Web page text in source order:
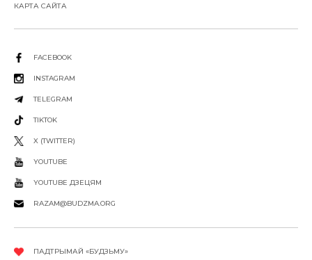
КАРТА САЙТА
FACEBOOK
INSTAGRAM
TELEGRAM
TIKTOK
X (TWITTER)
YOUTUBE
YOUTUBE ДЗЕЦЯМ
RAZAM@BUDZMA.ORG
ПАДТРЫМАЙ «БУДЗЬМУ»